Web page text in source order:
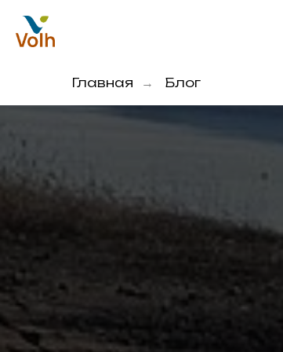
Главная → Блог